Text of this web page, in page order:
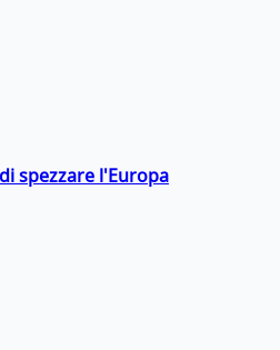
spezzare l'Europa